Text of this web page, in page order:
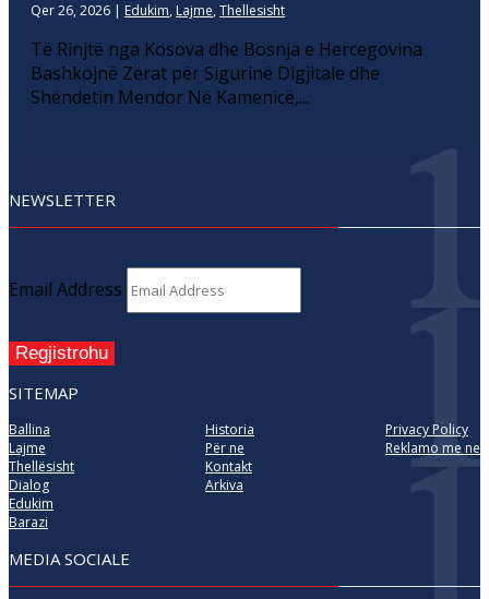
Qer 26, 2026 | Edukim, Lajme, Thellesisht
Të Rinjtë nga Kosova dhe Bosnja e Hercegovina
Bashkojnë Zërat për Sigurinë Digjitale dhe
Shëndetin Mendor Në Kamenicë,...
NEWSLETTER
Email Address
Regjistrohu
SITEMAP
Ballina
Lajme
Thellësisht
Dialog
Edukim
Barazi
Historia
Për ne
Kontakt
Arkiva
Privacy Policy
Reklamo me ne
MEDIA SOCIALE